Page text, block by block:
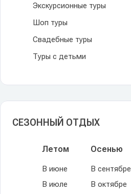
Экскурсионные туры
Шоп туры
Свадебные туры
Туры с детьми
СЕЗОННЫЙ ОТДЫХ
Летом
В июне
В июле
Осенью
В сентябре
В октябре